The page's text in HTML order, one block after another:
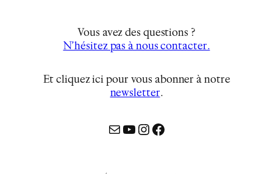
Vous avez des questions ?
N’hésitez pas à nous contacter.
Et cliquez ici pour vous abonner à notre
newsletter…
MailYouTube
Instagram
Facebook